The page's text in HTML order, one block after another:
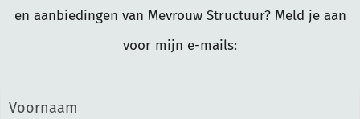
en aanbiedingen van Mevrouw Structuur? Meld je aan
voor mijn e-mails: